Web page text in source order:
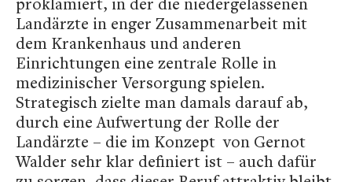
Landärzte in enger Zusammenarbeit mit
dem Krankenhaus und anderen
Einrichtungen eine zentrale Rolle in
medizinischer Versorgung spielen.
Strategisch zielte man damals darauf ab,
durch eine Aufwertung der Rolle der
Landärzte – die im Konzept von Gernot
Walder sehr klar definiert ist – auch dafür